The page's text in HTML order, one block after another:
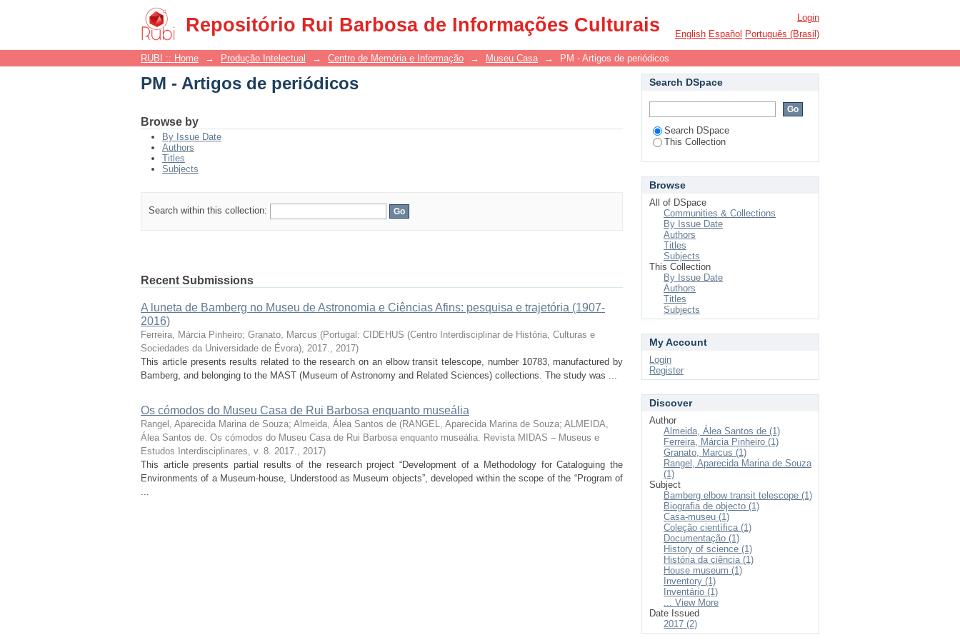
Repositório Rui Barbosa de Informações Culturais
PM - Artigos de periódicos
Login
English Español Português (Brasil)
RUBI :: Home → Produção Intelectual → Centro de Memória e Informação → Museu Casa → PM - Artigos de periódicos
PM - Artigos de periódicos
Browse by
By Issue Date
Authors
Titles
Subjects
Search within this collection:
Recent Submissions
A luneta de Bamberg no Museu de Astronomia e Ciências Afins: pesquisa e trajetória (1907-
2016)
Ferreira, Márcia Pinheiro; Granato, Marcus (Portugal: CIDEHUS (Centro Interdisciplinar de História, Culturas e
Sociedades da Universidade de Évora), 2017., 2017)
This article presents results related to the research on an elbow transit telescope, number 10783, manufactured by
Bamberg, and belonging to the MAST (Museum of Astronomy and Related Sciences) collections. The study was ...
Os cómodos do Museu Casa de Rui Barbosa enquanto museália
Rangel, Aparecida Marina de Souza; Almeida, Álea Santos de (RANGEL, Aparecida Marina de Souza; ALMEIDA,
Álea Santos de. Os cómodos do Museu Casa de Rui Barbosa enquanto museália. Revista MIDAS – Museus e
Estudos Interdisciplinares, v. 8. 2017., 2017)
This article presents partial results of the research project “Development of a Methodology for Cataloguing the
Environments of a Museum-house, Understood as Museum objects”, developed within the scope of the “Program of
...
Search DSpace
Search DSpace
This Collection
Browse
All of DSpace
Communities & Collections
By Issue Date
Authors
Titles
Subjects
This Collection
By Issue Date
Authors
Titles
Subjects
My Account
Login
Register
Discover
Author
Almeida, Álea Santos de (1)
Ferreira, Márcia Pinheiro (1)
Granato, Marcus (1)
Rangel, Aparecida Marina de Souza
(1)
Subject
Bamberg elbow transit telescope (1)
Biografia de objecto (1)
Casa-museu (1)
Coleção científica (1)
Documentação (1)
History of science (1)
História da ciência (1)
House museum (1)
Inventory (1)
Inventário (1)
... View More
Date Issued
2017 (2)